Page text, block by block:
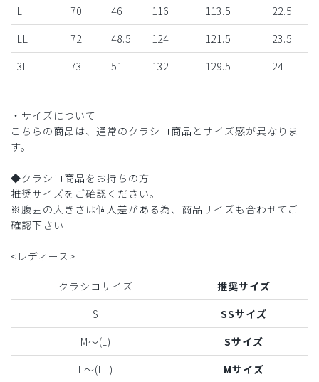
L
70 46 116 113.5
22.5
LL
72 48.5 124 121.5
23.5
3L
73 51 132 129.5 24
・サイズについて
こちらの商品は、通常のクラシコ商品とサイズ感が異なりま
す。
◆クラシコ商品をお持ちの方
推奨サイズをご確認ください。
※腹囲の大きさは個人差がある為、商品サイズも合わせてご
確認下さい
<レディース>
クラシコサイズ
推奨サイズ
S
SSサイズ
M〜(L)
Sサイズ
L〜(LL)
Mサイズ